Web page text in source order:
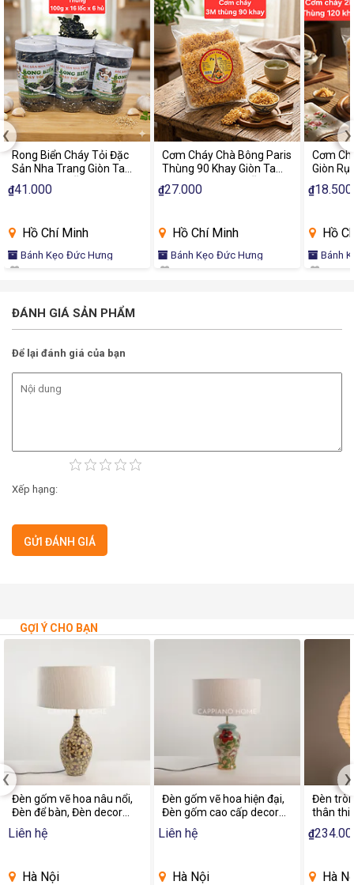
Rong Biển Cháy Tỏi Đặc
Sản Nha Trang Giòn Tan
Thơm Ngon Ăn Liền
₫41.000
Hồ Chí Minh
Bánh Kẹo Đức Hưng
Cơm Cháy Chà Bông Paris
Thùng 90 Khay Giòn Tan
Chà Bông Đậm Vị Ăn Vặt
Chính Hãng
₫27.000
Hồ Chí Minh
Bánh Kẹo Đức Hưng
Cơm
Giòn
Khay
Thơm
₫18.500
Hồ
Bánh
‹ ›
ĐÁNH GIÁ SẢN PHẨM
Để lại đánh giá của bạn
Xếp hạng:
GỢI Ý CHO BẠN
Đèn gốm vẽ hoa nâu nổi,
Đèn để bàn, Đèn decor
sang trọng| CAPIANO
HOME
Liên hệ
Hà Nội
Đèn gốm vẽ hoa hiện đại,
Đèn gốm cao cấp decor
phòng khách, phòng ngủ |
CAPIANO HOME
Liên hệ
Hà Nội
Đèn
thân
đèn
khách,
₫
Hà
‹ ›